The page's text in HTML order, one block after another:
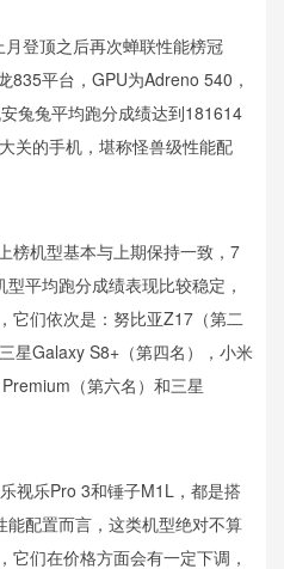
登顶之后再次蝉联性能榜冠
835平台，GPU为Adreno 540，
兔兔平均跑分成绩达到181614
关的手机，堪称怪兽级性能配
榜机型基本与上期保持一致，7
平均跑分成绩表现比较稳定，
它们依次是：努比亚Z17（第二
星Galaxy S8+（第四名），小米
（第六名）和三星
视乐Pro 3和锤子M1L，都是搭
配置而言，这类机型绝对不算
它们在价格方面会有一定下调，